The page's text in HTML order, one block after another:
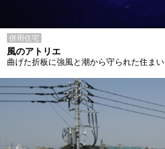
併用住宅
風のアトリエ
曲げた折板に強風と潮から守られた住まい